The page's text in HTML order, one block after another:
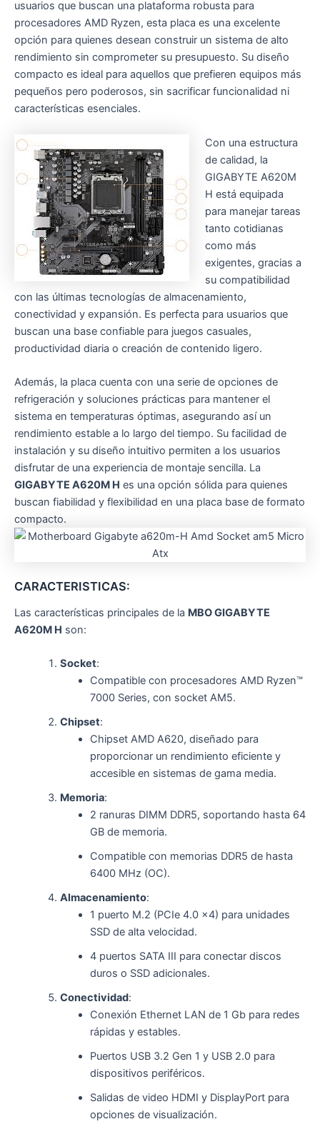
usuarios que buscan una plataforma robusta para
procesadores AMD Ryzen, esta placa es una excelente
opción para quienes desean construir un sistema de alto
rendimiento sin comprometer su presupuesto. Su diseño
compacto es ideal para aquellos que prefieren equipos más
pequeños pero poderosos, sin sacrificar funcionalidad ni
características esenciales.
Con una estructura
de calidad, la
GIGABYTE A620M
H está equipada
para manejar tareas
tanto cotidianas
como más
exigentes, gracias a
su compatibilidad
con las últimas tecnologías de almacenamiento,
conectividad y expansión. Es perfecta para usuarios que
buscan una base confiable para juegos casuales,
productividad diaria o creación de contenido ligero.
Además, la placa cuenta con una serie de opciones de
refrigeración y soluciones prácticas para mantener el
sistema en temperaturas óptimas, asegurando así un
rendimiento estable a lo largo del tiempo. Su facilidad de
instalación y su diseño intuitivo permiten a los usuarios
disfrutar de una experiencia de montaje sencilla. La
GIGABYTE A620M H es una opción sólida para quienes
buscan fiabilidad y flexibilidad en una placa base de formato
compacto.
CARACTERISTICAS:
Las características principales de la MBO GIGABYTE
A620M H son:
Socket:
Compatible con procesadores AMD Ryzen™
7000 Series, con socket AM5.
Chipset:
Chipset AMD A620, diseñado para
proporcionar un rendimiento eficiente y
accesible en sistemas de gama media.
Memoria:
2 ranuras DIMM DDR5, soportando hasta 64
GB de memoria.
Compatible con memorias DDR5 de hasta
6400 MHz (OC).
Almacenamiento:
1 puerto M.2 (PCIe 4.0 x4) para unidades
SSD de alta velocidad.
4 puertos SATA III para conectar discos
duros o SSD adicionales.
Conectividad:
Conexión Ethernet LAN de 1 Gb para redes
rápidas y estables.
Puertos USB 3.2 Gen 1 y USB 2.0 para
dispositivos periféricos.
Salidas de video HDMI y DisplayPort para
opciones de visualización.